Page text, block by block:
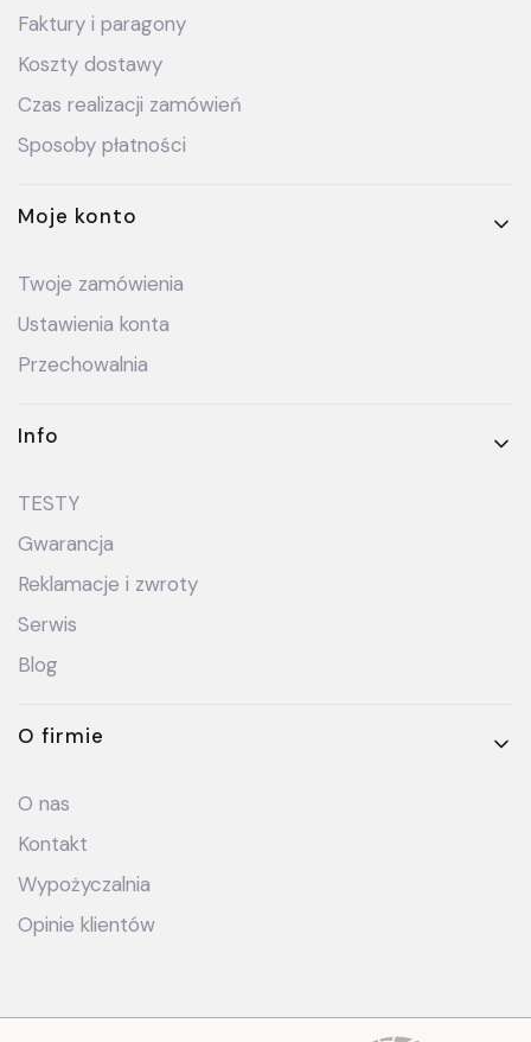
Faktury i paragony
Koszty dostawy
Czas realizacji zamówień
Sposoby płatności
Moje konto
Twoje zamówienia
Ustawienia konta
Przechowalnia
Info
TESTY
Gwarancja
Reklamacje i zwroty
Serwis
Blog
O firmie
O nas
Kontakt
Wypożyczalnia
Opinie klientów